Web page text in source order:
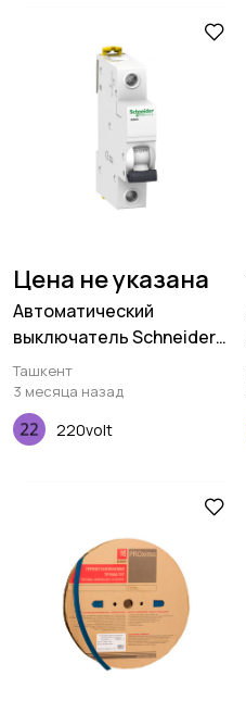
Цена не указана
Автоматический
выключатель Schneider
Electric iK60N 1P 40A C
Ташкент
3 месяца назад
220volt